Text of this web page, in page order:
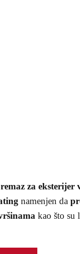
za eksterijer
namenjen da
kao što su